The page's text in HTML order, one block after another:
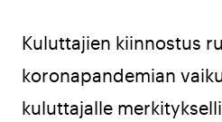
Kuluttajien kiinnostus
koronapandemian
kuluttajalle